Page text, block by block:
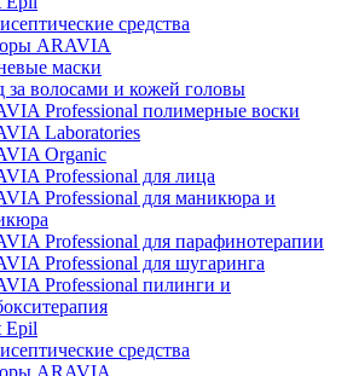
средства
ARAVIA
маски
за волосами и кожей головы
Professional полимерные воски
Laboratories
Organic
Professional для лица
Professional для маникюра и
Professional для парафинотерапии
Professional для шугаринга
Professional пилинги и
Epil
средства
ARAVIA